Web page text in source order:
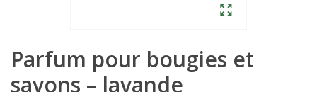
Parfum pour bougies et
savons – lavande